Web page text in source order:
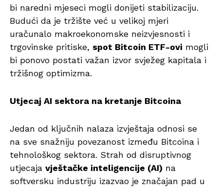
bi naredni mjeseci mogli donijeti stabilizaciju.
Budući da je tržište već u velikoj mjeri
uračunalo makroekonomske neizvjesnosti i
trgovinske pritiske, spot Bitcoin ETF-ovi mogli
bi ponovo postati važan izvor svježeg kapitala i
tržišnog optimizma.
Utjecaj AI sektora na kretanje Bitcoina
Jedan od ključnih nalaza izvještaja odnosi se
na sve snažniju povezanost između Bitcoina i
tehnološkog sektora. Strah od disruptivnog
utjecaja vještačke inteligencije (AI) na
softversku industriju izazvao je značajan pad u